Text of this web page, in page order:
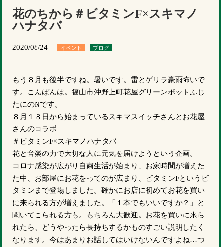
花のちから＃ビタミンF×スキマノ
ハナタバ
2020/08/24 イベント ブログ
もう８月も後半ですね。暑いです。雷とゲリラ豪雨怖いで
す。こんばんは。福山市沖野上町花屋グリーンポットふじ
たにのNです。
８月１８日から始まっているスキマスイッチさんとお花屋
さんのコラボ
＃ビタミンF×スキマノハナタバ
花と音楽の力で大切な人に元気を届けようという企画。
コロナ感染が広がり自粛生活が始まり、お家時間が増えた
た中、お部屋にお花をってのが広まり、ビタミンFというビ
タミンまで登場しました。確かにお店に初めてお花を買い
に来られる方が増えました。「１本でもいいですか？」と
聞いてこられる方も。もちろん大歓迎。お花を買いに来ら
れたら、どうやったら長持ちするかものすごい説明したく
なります。今はあまりお話してはいけないんですよね…つ